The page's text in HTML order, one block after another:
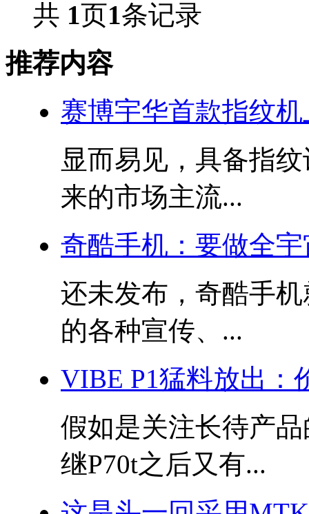
共 1页1条记录
推荐内容
赛博宇华首款指纹
显而易见，具备指
来的市场主流...
奇酷手机：要做全
还未发布，奇酷手
的各种宣传、...
VIBE P1猛料放出：
假如是关注长待产
继P70t之后又有...